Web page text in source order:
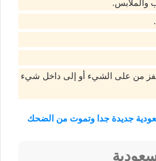
والملابس.
من على الشيء أو إلى داخل شيء